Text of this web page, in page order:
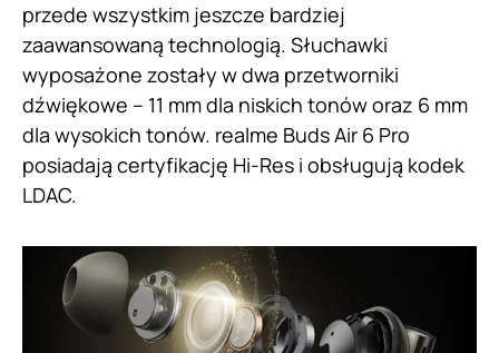
przede wszystkim jeszcze bardziej
zaawansowaną technologią. Słuchawki
wyposażone zostały w dwa przetworniki
dźwiękowe – 11 mm dla niskich tonów oraz 6 mm
dla wysokich tonów. realme Buds Air 6 Pro
posiadają certyfikację Hi-Res i obsługują kodek
LDAC.